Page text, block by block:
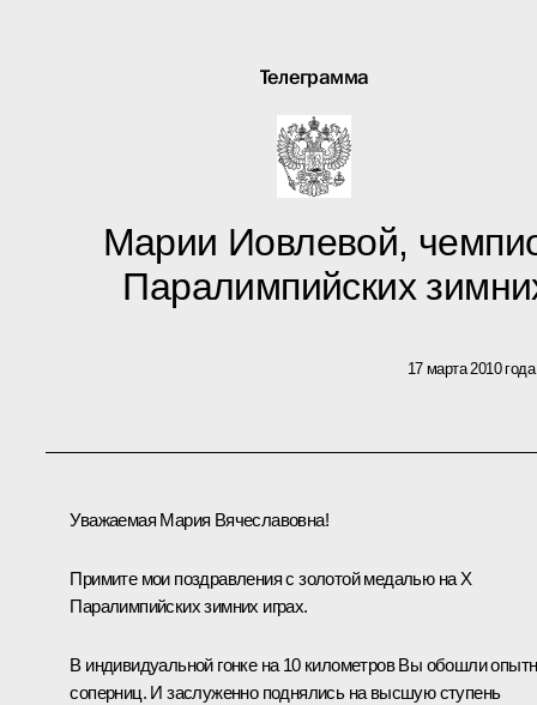
Телеграмма
Марии Иовлевой,
Паралимпийских
17 марта 2010 года
Уважаемая Мария Вячеславовна!
Примите мои поздравления с золотой медалью на X
Паралимпийских зимних играх.
В индивидуальной гонке на 10 километров Вы обошли
соперниц. И заслуженно поднялись на высшую ступень